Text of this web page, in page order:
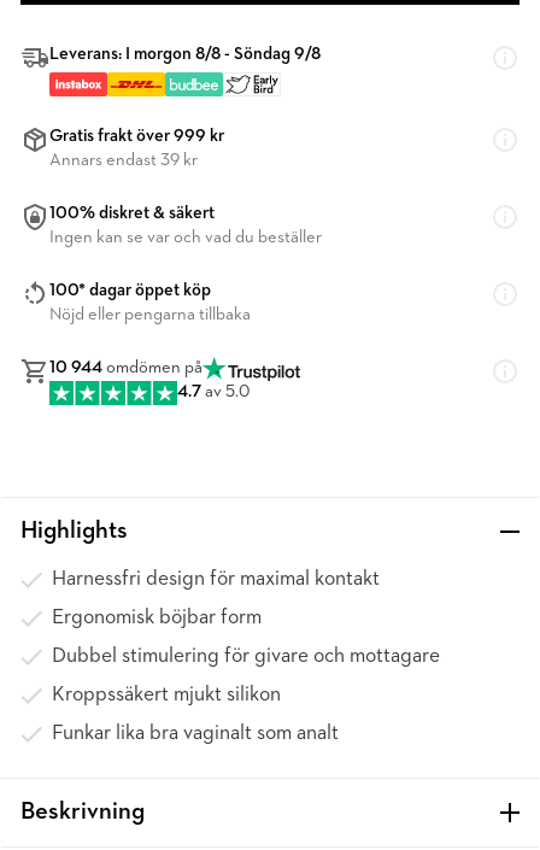
Leverans: I morgon 8/8 - Söndag 9/8
Gratis frakt över 999 kr
Annars endast 39 kr
100% diskret & säkert
Ingen kan se var och vad du beställer
100* dagar öppet köp
Nöjd eller pengarna tillbaka
10 944 omdömen på
4.7 av 5.0
Highlights
Harnessfri design för maximal kontakt
Ergonomisk böjbar form
Dubbel stimulering för givare och mottagare
Kroppssäkert mjukt silikon
Funkar lika bra vaginalt som analt
Beskrivning